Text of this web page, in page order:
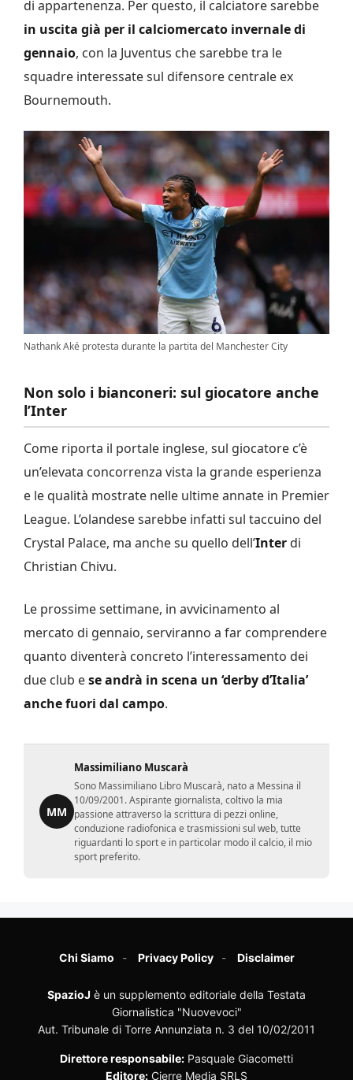
di appartenenza. Per questo, il calciatore sarebbe
in uscita già per il calciomercato invernale di
gennaio, con la Juventus che sarebbe tra le
squadre interessate sul difensore centrale ex
Bournemouth.
Nathank Aké protesta durante la partita del Manchester City
Non solo i bianconeri: sul giocatore anche
l’Inter
Come riporta il portale inglese, sul giocatore c’è
un’elevata concorrenza vista la grande esperienza
e le qualità mostrate nelle ultime annate in Premier
League. L’olandese sarebbe infatti sul taccuino del
Crystal Palace, ma anche su quello dell’Inter di
Christian Chivu.
Le prossime settimane, in avvicinamento al
mercato di gennaio, serviranno a far comprendere
quanto diventerà concreto l’interessamento dei
due club ese andrà in scena un ‘derby d’Italia’
anche fuori dal campo.
MM
Massimiliano Muscarà
Sono Massimiliano Libro Muscarà, nato a Messina il
10/09/2001. Aspirante giornalista, coltivo la mia
passione attraverso la scrittura di pezzi online,
conduzione radiofonica e trasmissioni sul web, tutte
riguardanti lo sport e in particolar modo il calcio, il mio
sport preferito.
Chi Siamo Privacy Policy Disclaimer
SpazioJ è un supplemento editoriale della Testata
Giornalistica "Nuovevoci"
Aut. Tribunale di Torre Annunziata n. 3 del 10/02/2011
Direttore responsabile: Pasquale Giacometti
Editore: Cierre Media SRLS